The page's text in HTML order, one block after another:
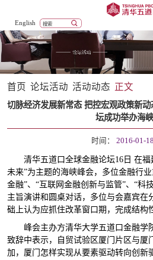
English
首页 论坛活动 活动动态 正文
切脉经济发展新常态 把控宏观政策新
坛成功举办海
时间： 2016-01-
清华五道口全球金融论坛16日 在福
未来”为主题的海峡峰会，多位金融行
金融”、“互联网金融创新与监管”、“科
主旨演讲和圆桌对话，多位与会嘉宾在
础上认为应抓住改革窗口期，完成结构
峰会主办方清华大学五道口金融学
致辞中表示，自贸试验区厦门片区与厦
加，厦门怎样实现从要素驱动转向创新